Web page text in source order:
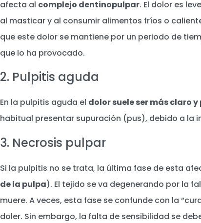
afecta al complejo dentinopulpar. El dolor es
al masticar y al consumir alimentos fríos o
que este dolor se mantiene por un periodo de
que lo ha provocado.
2. Pulpitis aguda
En la pulpitis aguda el dolor suele ser más claro
habitual presentar supuración (pus), debido a la
3. Necrosis pulpar
Si la pulpitis no se trata, la última fase de esta
de la pulpa). El tejido se va degenerando por la
muere. A veces, esta fase se confunde con la
doler. Sin embargo, la falta de sensibilidad se